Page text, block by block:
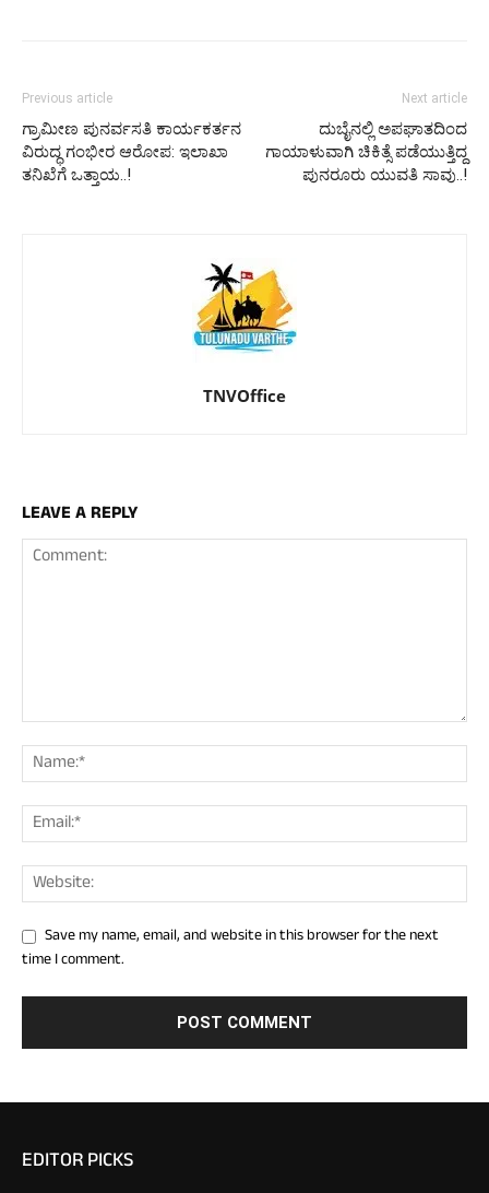
Previous article
ಗ್ರಾಮೀಣ ಪುನರ್ವಸತಿ ಕಾರ್ಯಕರ್ತನ
ವಿರುದ್ಧ ಗಂಭೀರ ಆರೋಪ: ಇಲಾಖಾ
ತನಿಖೆಗೆ ಒತ್ತಾಯ..!
Next article
ದುಬೈನಲ್ಲಿ ಅಪಘಾತದಿಂದ
ಗಾಯಾಳುವಾಗಿ ಚಿಕಿತ್ಸೆ ಪಡೆಯುತ್ತಿದ್ದ
ಪುನರೂರು ಯುವತಿ ಸಾವು..!
TNVOffice
LEAVE A REPLY
Save my name, email, and website in this browser for the next
time I comment.
EDITOR PICKS